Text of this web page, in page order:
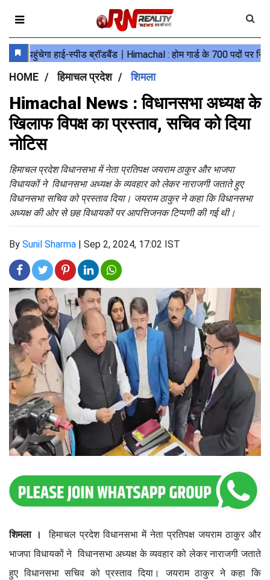
HOME हिमाचल प्रदेश शिमला
Himachal News : विधानसभा अध्यक्ष के
खिलाफ विपक्ष का प्रस्ताव, सचिव को दिया
नोटिस
हिमाचल प्रदेश विधानसभा में नेता प्रतिपक्ष जयराम ठाकुर और भाजपा
विधायकों ने विधानसभा अध्यक्ष के व्यवहार को लेकर नाराजगी जताते हुए
विधानसभा सचिव को प्रस्ताव दिया। जयराम ठाकुर ने कहा कि विधानसभा
अध्यक्ष की ओर से छह विधायकों पर आपत्तिजनक टिप्पणी की गई थी।
By Sunil Sharma | Sep 2, 2024, 17:02 IST
शिमला ।
हिमाचल प्रदेश विधानसभा में नेता प्रतिपक्ष जयराम ठाकुर और
भाजपा विधायकों ने विधानसभा अध्यक्ष के व्यवहार को लेकर नाराजगी जताते
हुए विधानसभा सचिव को प्रस्ताव दिया। जयराम ठाकुर ने कहा कि